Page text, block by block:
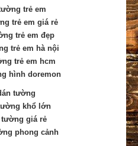
trẻ em
trẻ em giá rẻ
trẻ em đẹp
trẻ em hà nội
trẻ em hcm
hình doremon
tường
khổ lớn
giá rẻ
phong cảnh